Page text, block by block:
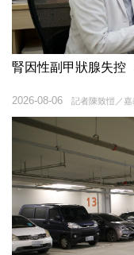
腎因性副甲狀腺失
記者陳致愷／嘉
2026-08-06